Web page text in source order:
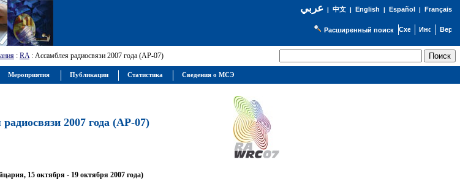
عربي| 中文| English | Español | Français
Расширенный поиск
: RA: Ассамблея радиосвязи 2007 года (АР-07)
радиосвязи 2007 года (АР-07)
15 октября - 19 октября 2007 года)
Мероприятия Публикации Статистика Сведения о МСЭ